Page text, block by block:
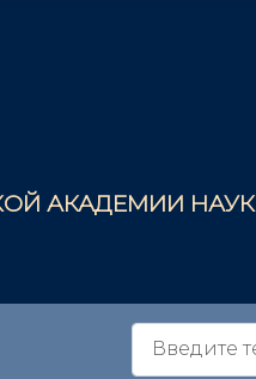
АКАДЕМИИ НАУК